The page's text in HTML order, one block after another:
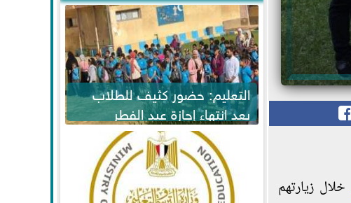
خلال زيارتهم
التعليم: حضور كثيف للطلاب
بعد انتهاء إجازة عيد الفطر
لاستكمال المناهج